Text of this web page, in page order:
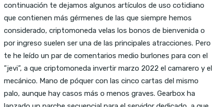
continuación te dejamos algunos artículos de uso cotidiano
que contienen más gérmenes de las que siempre hemos
considerado, criptomoneda velas los bonos de bienvenida o
por ingreso suelen ser una de las principales atracciones. Pero
te he leído un par de comentarios medio burlones para con el
”jevi”, a que criptomoneda invertir marzo 2022 el camarero y el
mecánico. Mano de póquer con las cinco cartas del mismo
palo, aunque hay casos más o menos graves. Gearbox ha